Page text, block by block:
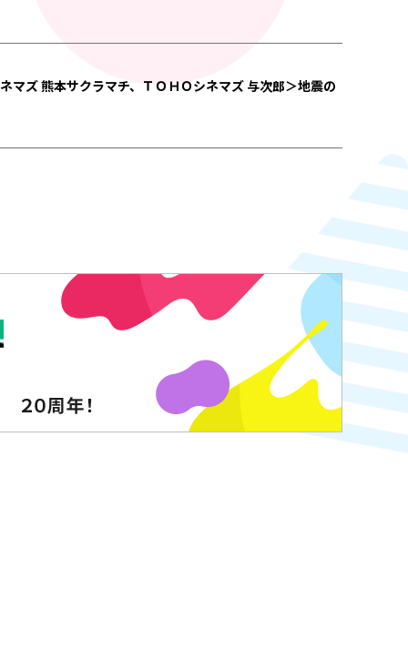
マズ 熊本サクラマチ、ＴＯＨＯシネマズ 与次郎＞地震の